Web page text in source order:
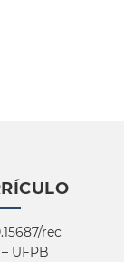
rec
UFPB